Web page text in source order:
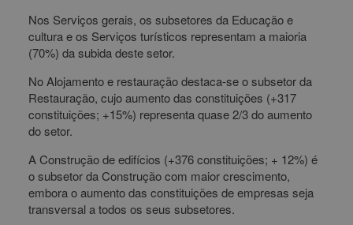
Nos Serviços gerais, os subsetores da Educação e
cultura e os Serviços turísticos representam a maioria
(70%) da subida deste setor.
No Alojamento e restauração destaca-se o subsetor da
Restauração, cujo aumento das constituições (+317
constituições; +15%) representa quase 2/3 do aumento
do setor.
A Construção de edifícios (+376 constituições; + 12%) é
o subsetor da Construção com maior crescimento,
embora o aumento das constituições de empresas seja
transversal a todos os seus subsetores.